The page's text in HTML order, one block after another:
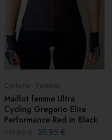
Cyclisme - Femmes
Maillot femme Ultra
Cycling Gregario Elite
Performance Red in Black
59.95 €